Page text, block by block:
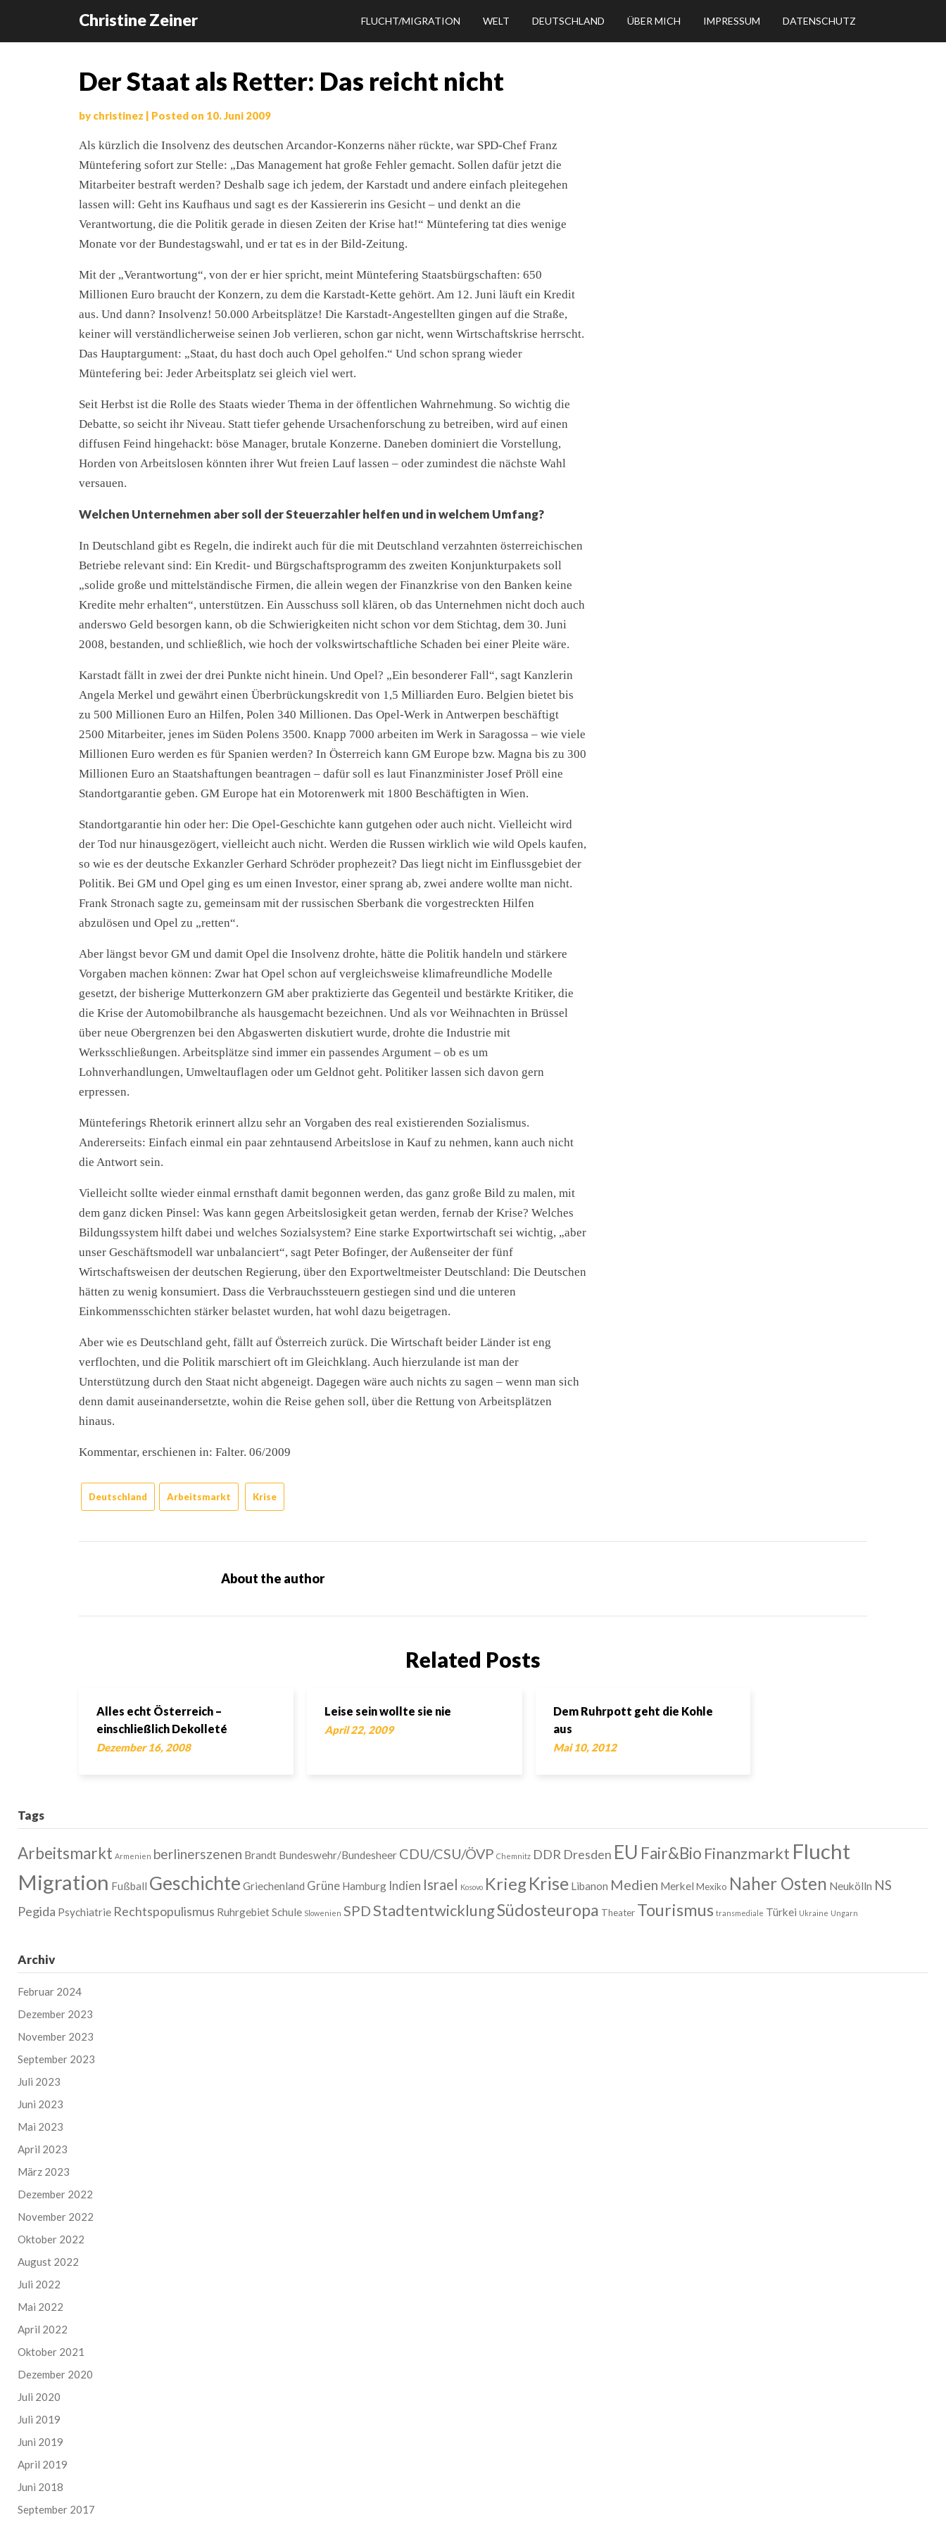
Christine Zeiner FLUCHT/MIGRATION WELT DEUTSCHLAND ÜBER MICH IMPRESSUM DATENSCHUTZ
Skip
to
content
Der Staat als Retter: Das reicht nicht
by christinez Posted on 10. Juni 2009
Als kürzlich die Insolvenz des deutschen Arcandor-Konzerns näher rückte, war SPD-Chef Franz
Müntefering sofort zur Stelle: „Das Management hat große Fehler gemacht. Sollen dafür jetzt die
Mitarbeiter bestraft werden? Deshalb sage ich jedem, der Karstadt und andere einfach pleitegehen
lassen will: Geht ins Kaufhaus und sagt es der Kassiererin ins Gesicht – und denkt an die
Verantwortung, die die Politik gerade in diesen Zeiten der Krise hat!“ Müntefering tat dies wenige
Monate vor der Bundestagswahl, und er tat es in der Bild-Zeitung.
Mit der „Verantwortung“, von der er hier spricht, meint Müntefering Staatsbürgschaften: 650
Millionen Euro braucht der Konzern, zu dem die Karstadt-Kette gehört. Am 12. Juni läuft ein Kredit
aus. Und dann? Insolvenz! 50.000 Arbeitsplätze! Die Karstadt-Angestellten gingen auf die Straße,
keiner will verständlicherweise seinen Job verlieren, schon gar nicht, wenn Wirtschaftskrise herrscht.
Das Hauptargument: „Staat, du hast doch auch Opel geholfen.“ Und schon sprang wieder
Müntefering bei: Jeder Arbeitsplatz sei gleich viel wert.
Seit Herbst ist die Rolle des Staats wieder Thema in der öffentlichen Wahrnehmung. So wichtig die
Debatte, so seicht ihr Niveau. Statt tiefer gehende Ursachenforschung zu betreiben, wird auf einen
diffusen Feind hingehackt: böse Manager, brutale Konzerne. Daneben dominiert die Vorstellung,
Horden von Arbeitslosen könnten ihrer Wut freien Lauf lassen – oder zumindest die nächste Wahl
versauen.
Welchen Unternehmen aber soll der Steuerzahler helfen und in welchem Umfang?
In Deutschland gibt es Regeln, die indirekt auch für die mit Deutschland verzahnten österreichischen
Betriebe relevant sind: Ein Kredit- und Bürgschaftsprogramm des zweiten Konjunkturpakets soll
„solide große und mittelständische Firmen, die allein wegen der Finanzkrise von den Banken keine
Kredite mehr erhalten“, unterstützen. Ein Ausschuss soll klären, ob das Unternehmen nicht doch auch
anderswo Geld besorgen kann, ob die Schwierigkeiten nicht schon vor dem Stichtag, dem 30. Juni
2008, bestanden, und schließlich, wie hoch der volkswirtschaftliche Schaden bei einer Pleite wäre.
Karstadt fällt in zwei der drei Punkte nicht hinein. Und Opel? „Ein besonderer Fall“, sagt Kanzlerin
Angela Merkel und gewährt einen Überbrückungskredit von 1,5 Milliarden Euro. Belgien bietet bis
zu 500 Millionen Euro an Hilfen, Polen 340 Millionen. Das Opel-Werk in Antwerpen beschäftigt
2500 Mitarbeiter, jenes im Süden Polens 3500. Knapp 7000 arbeiten im Werk in Saragossa – wie viele
Millionen Euro werden es für Spanien werden? In Österreich kann GM Europe bzw. Magna bis zu 300
Millionen Euro an Staatshaftungen beantragen – dafür soll es laut Finanzminister Josef Pröll eine
Standortgarantie geben. GM Europe hat ein Motorenwerk mit 1800 Beschäftigten in Wien.
Standortgarantie hin oder her: Die Opel-Geschichte kann gutgehen oder auch nicht. Vielleicht wird
der Tod nur hinausgezögert, vielleicht auch nicht. Werden die Russen wirklich wie wild Opels kaufen,
so wie es der deutsche Exkanzler Gerhard Schröder prophezeit? Das liegt nicht im Einflussgebiet der
Politik. Bei GM und Opel ging es um einen Investor, einer sprang ab, zwei andere wollte man nicht.
Frank Stronach sagte zu, gemeinsam mit der russischen Sberbank die vorgestreckten Hilfen
abzulösen und Opel zu „retten“.
Aber längst bevor GM und damit Opel die Insolvenz drohte, hätte die Politik handeln und stärkere
Vorgaben machen können: Zwar hat Opel schon auf vergleichsweise klimafreundliche Modelle
gesetzt, der bisherige Mutterkonzern GM aber praktizierte das Gegenteil und bestärkte Kritiker, die
die Krise der Automobilbranche als hausgemacht bezeichnen. Und als vor Weihnachten in Brüssel
über neue Obergrenzen bei den Abgaswerten diskutiert wurde, drohte die Industrie mit
Werksschließungen. Arbeitsplätze sind immer ein passendes Argument – ob es um
Lohnverhandlungen, Umweltauflagen oder um Geldnot geht. Politiker lassen sich davon gern
erpressen.
Münteferings Rhetorik erinnert allzu sehr an Vorgaben des real existierenden Sozialismus.
Andererseits: Einfach einmal ein paar zehntausend Arbeitslose in Kauf zu nehmen, kann auch nicht
die Antwort sein.
Vielleicht sollte wieder einmal ernsthaft damit begonnen werden, das ganz große Bild zu malen, mit
dem ganz dicken Pinsel: Was kann gegen Arbeitslosigkeit getan werden, fernab der Krise? Welches
Bildungssystem hilft dabei und welches Sozialsystem? Eine starke Exportwirtschaft sei wichtig, „aber
unser Geschäftsmodell war unbalanciert“, sagt Peter Bofinger, der Außenseiter der fünf
Wirtschaftsweisen der deutschen Regierung, über den Exportweltmeister Deutschland: Die Deutschen
hätten zu wenig konsumiert. Dass die Verbrauchssteuern gestiegen sind und die unteren
Einkommensschichten stärker belastet wurden, hat wohl dazu beigetragen.
Aber wie es Deutschland geht, fällt auf Österreich zurück. Die Wirtschaft beider Länder ist eng
verflochten, und die Politik marschiert oft im Gleichklang. Auch hierzulande ist man der
Unterstützung durch den Staat nicht abgeneigt. Dagegen wäre auch nichts zu sagen – wenn man sich
denn damit auseinandersetzte, wohin die Reise gehen soll, über die Rettung von Arbeitsplätzen
hinaus.
Kommentar, erschienen in: Falter. 06/2009
Deutschland Arbeitsmarkt Krise
About the author
Related Posts
Alles echt Österreich –
einschließlich Dekolleté
Dezember 16, 2008
Leise sein wollte sie nie
April 22, 2009
Dem Ruhrpott geht die Kohle
aus
Mai 10, 2012
Tags
Arbeitsmarkt Armenien berlinerszenen Brandt Bundeswehr/Bundesheer CDU/CSU/ÖVP Chemnitz DDR Dresden EU Fair&Bio Finanzmarkt Flucht
Migration Fußball Geschichte Griechenland Grüne Hamburg Indien Israel Kosovo Krieg Krise Libanon Medien Merkel Mexiko Naher Osten Neukölln NS
Pegida Psychiatrie Rechtspopulismus RuhrgebietSchule Slowenien SPDStadtentwicklungSüdosteuropa Theater Tourismus transmediale Türkei Ukraine Ungarn
Archiv
Februar 2024
Dezember 2023
November 2023
September 2023
Juli 2023
Juni 2023
Mai 2023
April 2023
März 2023
Dezember 2022
November 2022
Oktober 2022
August 2022
Juli 2022
Mai 2022
April 2022
Oktober 2021
Dezember 2020
Juli 2020
Juli 2019
Juni 2019
April 2019
Juni 2018
September 2017